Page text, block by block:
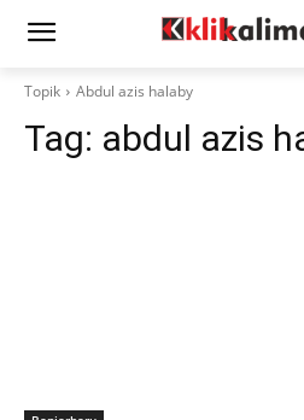
Topik Abdul azis halaby
Tag: abdul azis